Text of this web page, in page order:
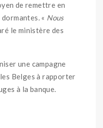
de remettre en
« Nous
le ministère des
une campagne
Belges à rapporter
à la banque.